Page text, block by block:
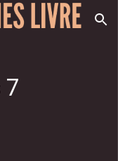
Skip to navigation
7